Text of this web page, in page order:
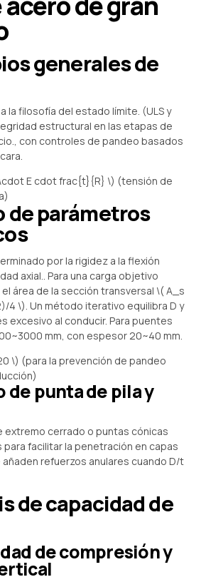
generales de
la filosofía del estado límite. (ULS y
estructural en las etapas de
con controles de pandeo basados
E cdot frac{t}{R} \) (tensión de
de parámetros
por la rigidez a la flexión
axial.. Para una carga objetivo
área de la sección transversal \( A_s
4 \). Un método iterativo equilibra D y
excesivo al conducir. Para puentes
mm, con espesor 20~40 mm.
\) (para la prevención de pandeo
de punta de pila y
extremo cerrado o puntas cónicas
facilitar la penetración en capas
añaden refuerzos anulares cuando D/t
de capacidad de
de compresión y